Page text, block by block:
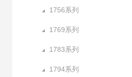
1756系列
1769系列
1783系列
1794系列